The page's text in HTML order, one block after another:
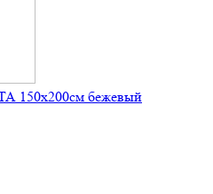
150х200см бежевый